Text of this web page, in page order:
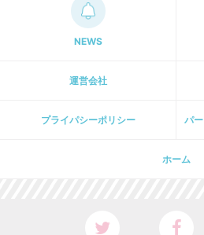
NEWS
運営会社
プライパシーポリシー パ
ホーム